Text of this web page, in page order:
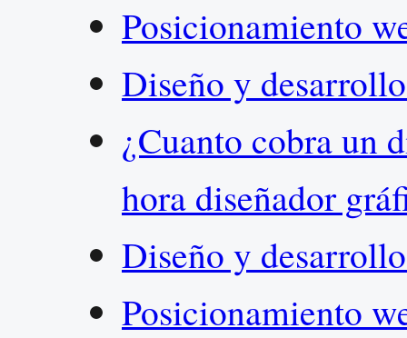
Posicionamiento
Diseño y
¿Cuanto cobra un
hora diseñador
Diseño y
Posicionamiento